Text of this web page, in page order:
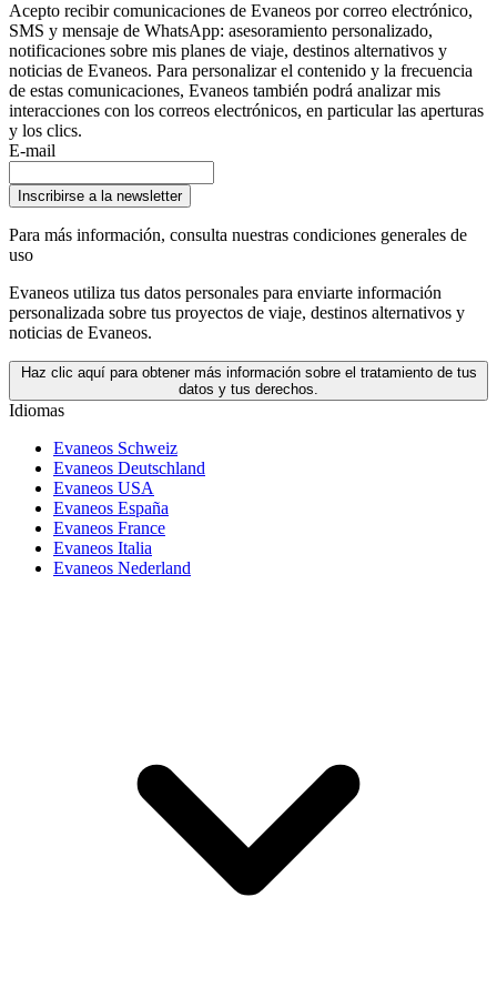
Acepto recibir comunicaciones de Evaneos por correo electrónico,
SMS y mensaje de WhatsApp: asesoramiento personalizado,
notificaciones sobre mis planes de viaje, destinos alternativos y
noticias de Evaneos. Para personalizar el contenido y la frecuencia
de estas comunicaciones, Evaneos también podrá analizar mis
interacciones con los correos electrónicos, en particular las aperturas
y los clics.
E-mail
Inscribirse a la newsletter
Para más información, consulta nuestras condiciones generales de
uso
Evaneos utiliza tus datos personales para enviarte información
personalizada sobre tus proyectos de viaje, destinos alternativos y
noticias de Evaneos.
Haz clic aquí para obtener más información sobre el tratamiento de tus
datos y tus derechos.
Idiomas
Evaneos Schweiz
Evaneos Deutschland
Evaneos USA
Evaneos España
Evaneos France
Evaneos Italia
Evaneos Nederland